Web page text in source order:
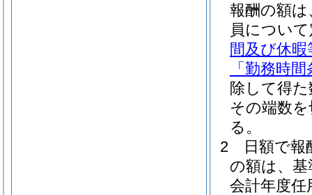
報酬の額
員につい
間及び休
「勤務時
除して得
その端数
る。
2
日額で
の額は、
会計年度